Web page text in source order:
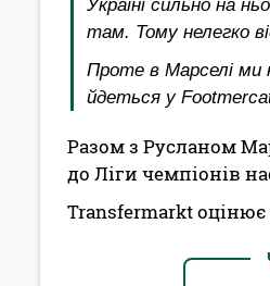
Україні сильно на
там. Тому нелегко
Проте в Марселі ми
йдеться у
Разом з Русланом
до Ліги чемпіонів
Transfermarkt оцінює